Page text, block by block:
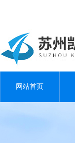
网站首页